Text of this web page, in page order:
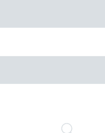
al contenido